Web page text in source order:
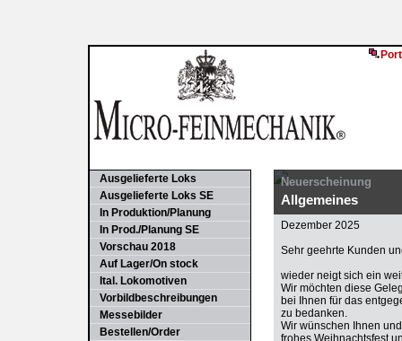
Ausgelieferte Loks
Ausgelieferte Loks SE
In Produktion/Planung
In Prod./Planung SE
Vorschau 2018
Auf Lager/On stock
Ital. Lokomotiven
Vorbildbeschreibungen
Messebilder
Bestellen/Order
Neuerscheinung
Allgemeines
Dezember 2025
Sehr geehrte Kunden
wieder neigt sich ein
Wir möchten diese
bei Ihnen für das
zu bedanken.
Wir wünschen Ihnen
frohes Weihnachtsfest